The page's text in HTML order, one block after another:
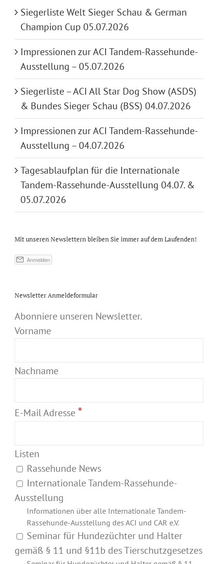
Siegerliste Welt Sieger Schau & German
Champion Cup 05.07.2026
Impressionen zur ACI Tandem-Rassehunde-
Ausstellung – 05.07.2026
Siegerliste – ACI All Star Dog Show (ASDS)
& Bundes Sieger Schau (BSS) 04.07.2026
Impressionen zur ACI Tandem-Rassehunde-
Ausstellung – 04.07.2026
Tagesablaufplan für die Internationale
Tandem-Rassehunde-Ausstellung 04.07. &
05.07.2026
Mit unseren Newslettern bleiben Sie immer auf dem Laufenden!
Newsletter Anmeldeformular
Abonniere unseren Newsletter.
Vorname
Nachname
E-Mail Adresse *
Listen
Rassehunde News
Internationale Tandem-Rassehunde-
Ausstellung
Informationen über alle Internationale Tandem-
Rassehunde-Ausstellung des ACI und CAR e.V.
Seminar für Hundezüchter und Halter
gemäß § 11 und §11b des Tierschutzgesetzes